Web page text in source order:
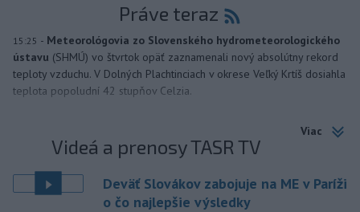
Práve teraz
15:25 - Meteorológovia zo Slovenského hydrometeorologického
ústavu (SHMÚ) vo štvrtok opäť zaznamenali nový absolútny rekord
teploty vzduchu. V Dolných Plachtinciach v okrese Veľký Krtíš dosiahla
teplota popoludní 42 stupňov Celzia.
Viac
Videá a prenosy TASR TV
Deväť Slovákov zabojuje na ME v Paríži
o čo najlepšie výsledky